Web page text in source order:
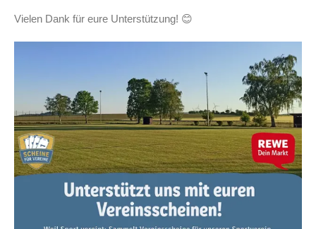
Vielen Dank für eure Unterstützung! 😊